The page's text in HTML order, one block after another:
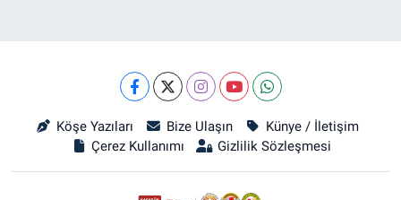
Köşe Yazıları Bize Ulaşın
Künye / İletişim
Çerez Kullanımı
Gizlilik Sözleşmesi